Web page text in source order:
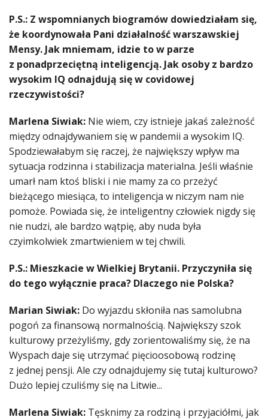
P.S.: Z wspomnianych biogramów dowiedziałam się,
że koordynowała Pani działalność warszawskiej
Mensy. Jak mniemam, idzie to w parze
z ponadprzeciętną inteligencją. Jak osoby z bardzo
wysokim IQ odnajdują się w covidowej
rzeczywistości?
Marlena Siwiak: Nie wiem, czy istnieje jakaś zależność
między odnajdywaniem się w pandemii a wysokim IQ.
Spodziewałabym się raczej, że największy wpływ ma
sytuacja rodzinna i stabilizacja materialna. Jeśli właśnie
umarł nam ktoś bliski i nie mamy za co przeżyć
bieżącego miesiąca, to inteligencja w niczym nam nie
pomoże. Powiada się, że inteligentny człowiek nigdy się
nie nudzi, ale bardzo wątpię, aby nuda była
czyimkolwiek zmartwieniem w tej chwili.
P.S.: Mieszkacie w Wielkiej Brytanii. Przyczyniła się
do tego wyłącznie praca? Dlaczego nie Polska?
Marian Siwiak: Do wyjazdu skłoniła nas samolubna
pogoń za finansową normalnością. Największy szok
kulturowy przeżyliśmy, gdy zorientowaliśmy się, że na
Wyspach daje się utrzymać pięcioosobową rodzinę
z jednej pensji. Ale czy odnajdujemy się tutaj kulturowo?
Dużo lepiej czuliśmy się na Litwie...
Marlena Siwiak: Tęsknimy za rodziną i przyjaciółmi, jak